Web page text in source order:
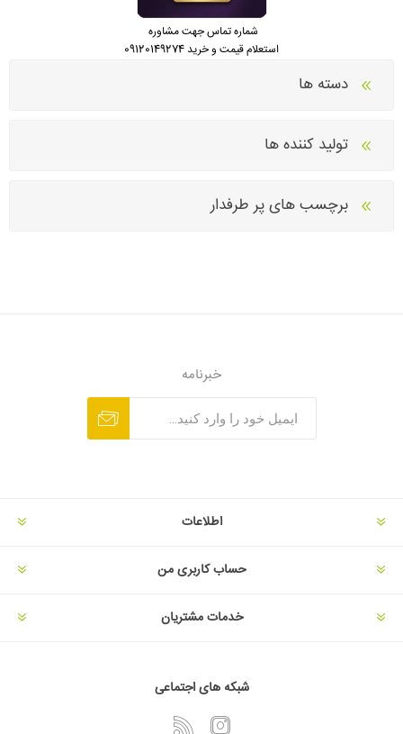
شماره تماس جهت مشاوره
استعلام قیمت و خرید 09120149274
دسته ها
تولید کننده ها
برچسب های پر طرفدار
خبرنامه
اطلاعات
حساب کاربری من
خدمات مشتریان
شبکه های اجتماعی